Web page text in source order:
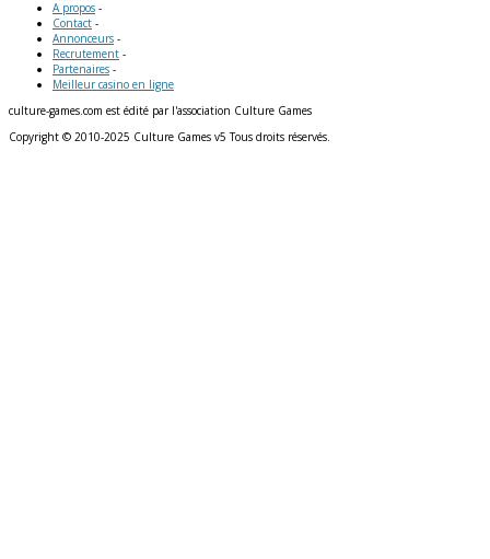
A propos -
Contact -
Annonceurs -
Recrutement -
Partenaires -
Meilleur casino en ligne
culture-games.com est édité par l'association Culture Games
Copyright © 2010-2025 Culture Games v5 Tous droits réservés.